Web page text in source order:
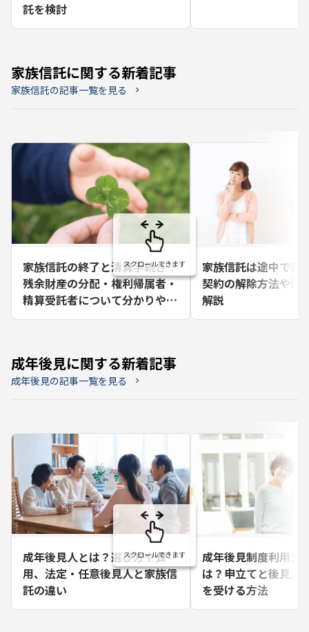
託を検討
家族信託に関する新着記事
家族信託の記事一覧を見る chevron_right
家族信託の終了と清算手続き｜
残余財産の分配・権利帰属者・
精算受託者について分かりやす
く解説
家族信託は途中で辞
契約の解除方法や精
解説
成年後見に関する新着記事
成年後見の記事一覧を見る chevron_right
成年後見人とは？選び方や費
用、法定・任意後見人と家族信
託の違い
成年後見制度利用支
は？申立てと後見人
を受ける方法